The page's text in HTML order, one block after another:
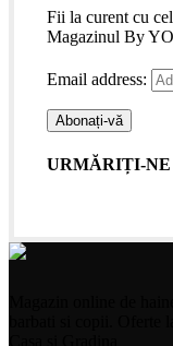
Fii la curent cu
Magazinul By
Email address:
URMĂRIȚI-NE